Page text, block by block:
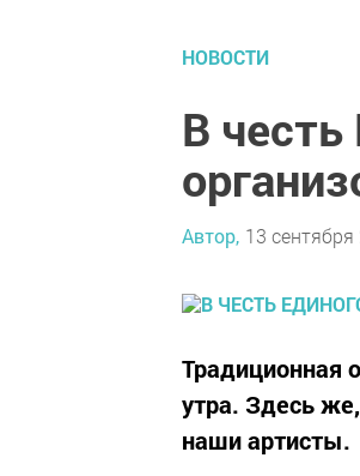
НОВОСТИ
В
Автор, 13
Традиционная
утра. Здесь
наши артисты.